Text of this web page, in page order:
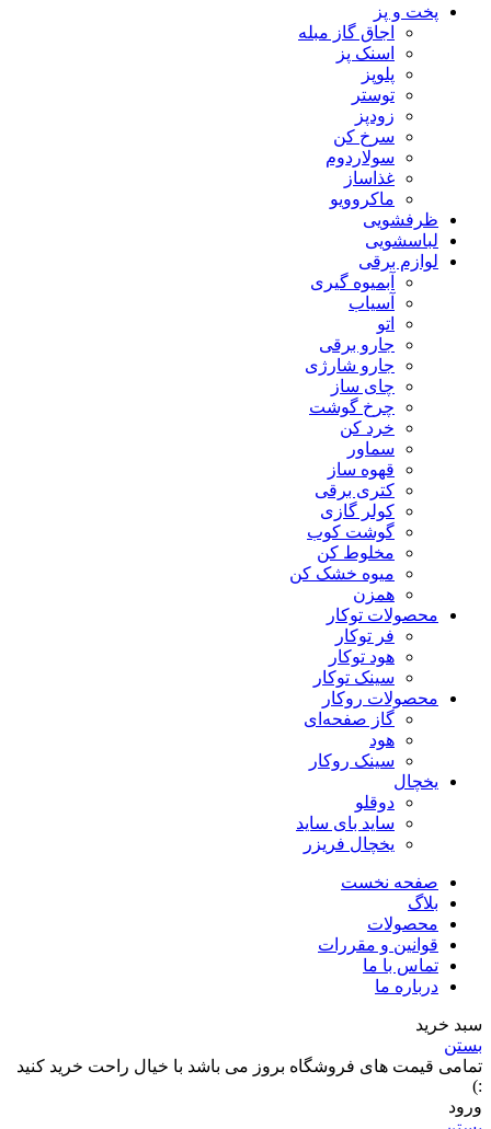
پخت و پز
اجاق گاز مبله
اسنک پز
پلوپز
توستر
زودپز
سرخ کن
سولاردوم
غذاساز
ماکروویو
ظرفشویی
لباسشویی
لوازم برقی
آبمیوه گیری
آسیاب
اتو
جارو برقی
جارو شارژی
چای ساز
چرخ گوشت
خرد کن
سماور
قهوه ساز
کتری برقی
کولر گازی
گوشت کوب
مخلوط کن
میوه خشک کن
همزن
محصولات توکار
فر توکار
هود توکار
سینک توکار
محصولات روکار
گاز صفحه‌ای
هود
سینک روکار
یخچال
دوقلو
ساید بای ساید
یخچال فریزر
صفحه نخست
بلاگ
محصولات
قوانین و مقررات
تماس با ما
درباره ما
سبد خرید
بستن
تمامی قیمت های فروشگاه بروز می باشد با خیال راحت خرید کنید
:)
ورود